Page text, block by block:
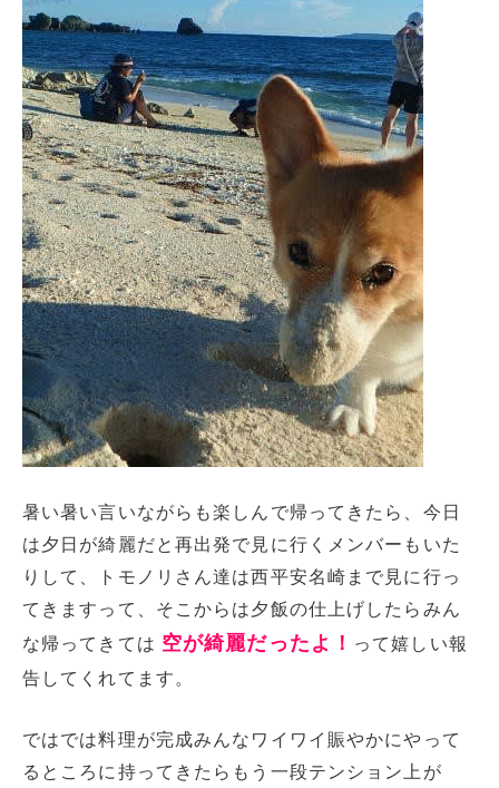
暑い暑い言いながらも楽しんで帰ってきたら、今日
は夕日が綺麗だと再出発で見に行くメンバーもいた
りして、トモノリさん達は西平安名崎まで見に行っ
てきますって、そこからは夕飯の仕上げしたらみん
な帰ってきては 空が綺麗だったよ！ って嬉しい報
告してくれてます。
ではでは料理が完成みんなワイワイ賑やかにやって
るところに持ってきたらもう一段テンション上が